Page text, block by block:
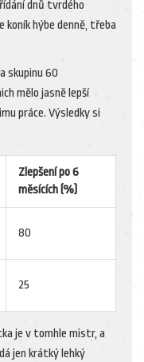
dnů tvrdého
koník hýbe denně, třeba
skupinu 60
mělo jasně lepší
práce. Výsledky si
Zlepšení po 6
měsících (%)
80
25
je v tomhle mistr, a
jen krátký lehký